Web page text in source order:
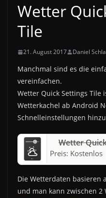
Wetter
Tile
21. August 2017 Daniel
Manchmal sind es die
vereinfachen.
Wetter Quick Settings Tile
Wetterkachel ab Android
Schnelleinstellungen
Wetter
Preis: Kostenlos
Die Wetterdaten basieren
und man kann zwischen